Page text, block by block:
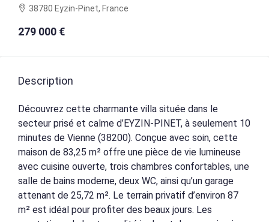
38780 Eyzin-Pinet, France
279 000 €
Description
Découvrez cette charmante villa située dans le
secteur prisé et calme d’EYZIN-PINET, à seulement 10
minutes de Vienne (38200). Conçue avec soin, cette
maison de 83,25 m² offre une pièce de vie lumineuse
avec cuisine ouverte, trois chambres confortables, une
salle de bains moderne, deux WC, ainsi qu’un garage
attenant de 25,72 m². Le terrain privatif d’environ 87
m² est idéal pour profiter des beaux jours. Les